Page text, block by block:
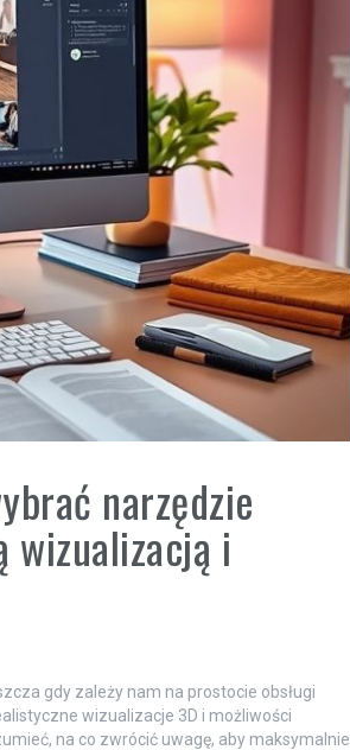
narzędzie
wizualizacją i
gdy zależy nam na prostocie obsługi
wizualizacje 3D i możliwości
na co zwrócić uwagę, aby maksymalnie